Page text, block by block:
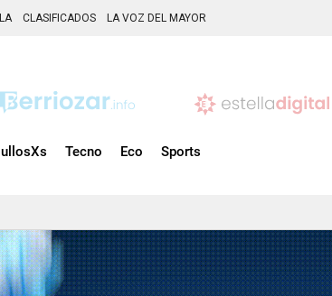
CLASIFICADOS LA VOZ DEL MAYOR
Tecno Eco Sports